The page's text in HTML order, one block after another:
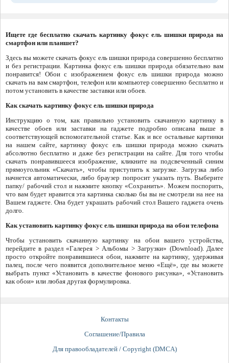
Ищете где бесплатно скачать картинку фокус ель шишки природа на
смартфон или планшет?
Здесь вы можете скачать фокус ель шишки природа совершенно бесплатно
и без регистрации. Картинка фокус ель шишки природа обязательно вам
понравится! Обои с изображением фокус ель шишки природа можно
скачать на вам смартфон, телефон или компьютер совершенно бесплатно и
потом установить в качестве заставки или обоев.
Как скачать картинку фокус ель шишки природа
Инструкцию о том, как правильно установить скачанную картинку в
качестве обоев или заставки на гаджете подробно описана выше в
соответствующей вспомогательной статье. Как и все остальные картинки
на нашем сайте, картинку фокус ель шишки природа можно скачать
абсолютно бесплатно и даже без регистрации на сайте. Для того чтобы
скачать понравившееся изображение, кликните на подсвеченный синим
прямоугольник «Скачать», чтобы приступить к загрузке. Загрузка либо
начнется автоматически, либо браузер попросит указать путь. Выберите
папку/ рабочий стол и нажмите кнопку «Сохранить». Можем поспорить,
что вам будет нравится эта картинка сколько бы вы не смотрели на нее на
Вашем гаджете. Она будет украшать рабочий стол Вашего гаджета очень
долго.
Как установить картинку фокус ель шишки природа на обои телефона
Чтобы установить скачанную картинку на обои вашего устройства,
перейдите в раздел «Галерея > Альбомы > Загрузки» (Download). Далее
просто откройте понравившиеся обои, нажмите на картинку, удерживая
палец, после чего появится дополнительное меню «Ещё», где вы можете
выбрать пункт «Установить в качестве фонового рисунка», «Установить
как обои» или любая другая формулировка.
Контакты
Соглашение/Правила
Для правообладателей / Copyright (DMCA)